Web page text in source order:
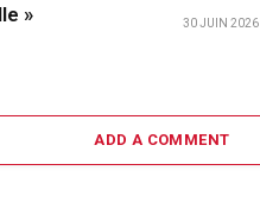
»
30 JUIN 2026
ADD A COMMENT